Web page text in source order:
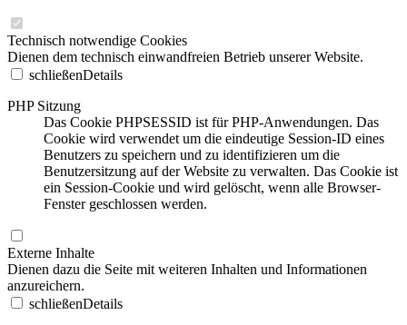
Technisch notwendige Cookies
Dienen dem technisch einwandfreien Betrieb unserer Website.
schließenDetails
PHP Sitzung
Das Cookie PHPSESSID ist für PHP-Anwendungen. Das
Cookie wird verwendet um die eindeutige Session-ID eines
Benutzers zu speichern und zu identifizieren um die
Benutzersitzung auf der Website zu verwalten. Das Cookie ist
ein Session-Cookie und wird gelöscht, wenn alle Browser-
Fenster geschlossen werden.
Externe Inhalte
Dienen dazu die Seite mit weiteren Inhalten und Informationen
anzureichern.
schließenDetails